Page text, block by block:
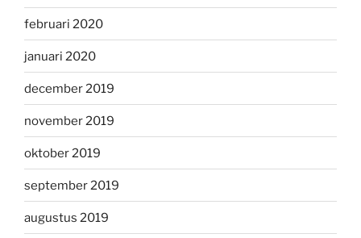
februari 2020
januari 2020
december 2019
november 2019
oktober 2019
september 2019
augustus 2019